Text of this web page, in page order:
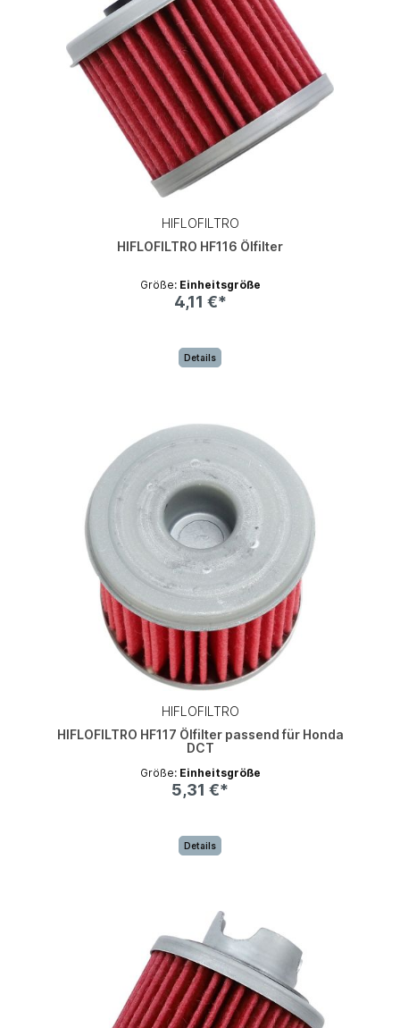
HIFLOFILTRO
HIFLOFILTRO HF116 Ölfilter
Größe: Einheitsgröße
4,11 €*
Details
HIFLOFILTRO
HIFLOFILTRO HF117 Ölfilter passend für Honda
DCT
Größe: Einheitsgröße
5,31 €*
Details